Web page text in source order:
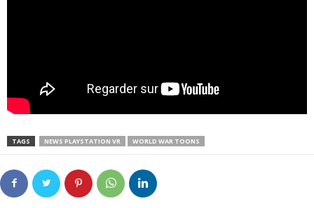
TAGS NEWS PLAYSTATION VR WORLD WAR TOONS